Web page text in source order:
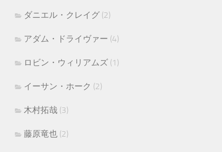
ダニエル・クレイグ (2)
アダム・ドライヴァー (4)
ロビン・ウィリアムズ (1)
イーサン・ホーク (2)
木村拓哉 (3)
藤原竜也 (2)